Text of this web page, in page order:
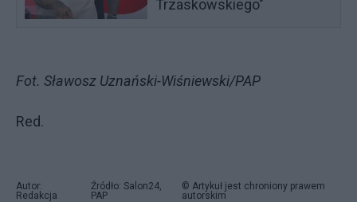
Trzaskowskiego"
Fot. Sławosz Uznański-Wiśniewski/PAP
Red.
Autor:
Redakcja
Źródło: Salon24,
PAP
© Artykuł jest chroniony prawem
autorskim